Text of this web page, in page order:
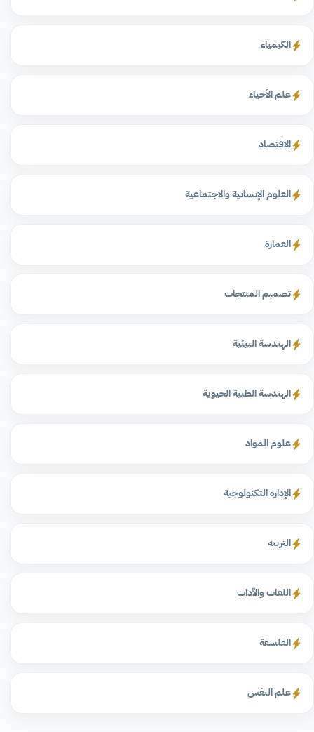
الكيمياء
علم الأحياء
الاقتصاد
العلوم الإنسانية والاجتماعية
العمارة
تصميم المنتجات
الهندسة البيئية
الهندسة الطبية الحيوية
علوم المواد
الإدارة التكنولوجية
التربية
اللغات والآداب
الفلسفة
علم النفس